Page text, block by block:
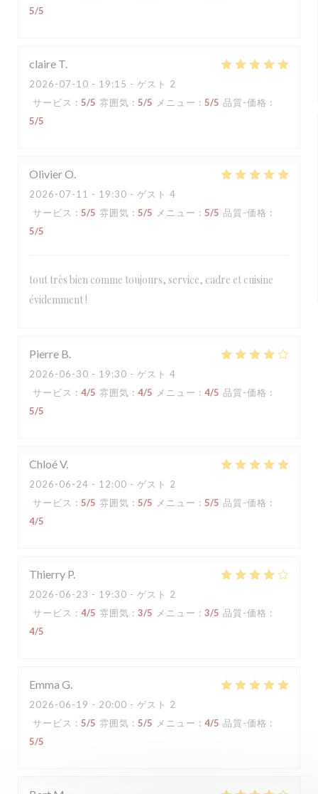
5/5
claire T
2026-07-10 - 19:15 - ゲスト 2
サービス : 5/5 雰囲気 : 5/5 メニュー : 5/5 品質-価格 :
5/5
OlivierO
2026-07-11 - 19:30 - ゲスト 4
サービス : 5/5 雰囲気 : 5/5 メニュー : 5/5 品質-価格 :
5/5
tout très bien comme toujours, service, cadre et cuisine
évidemment !
Pierre B
2026-06-30 - 19:30 - ゲスト 4
サービス : 4/5 雰囲気 : 4/5 メニュー : 4/5 品質-価格 :
5/5
ChloéV
2026-06-24 - 12:00 - ゲスト 2
サービス : 5/5 雰囲気 : 5/5 メニュー : 5/5 品質-価格 :
4/5
Thierry P
2026-06-23 - 19:30 - ゲスト 2
サービス : 4/5 雰囲気 : 3/5 メニュー : 3/5 品質-価格 :
4/5
Emma G
2026-06-19 - 20:00 - ゲスト 2
サービス : 5/5 雰囲気 : 5/5 メニュー : 4/5 品質-価格 :
5/5